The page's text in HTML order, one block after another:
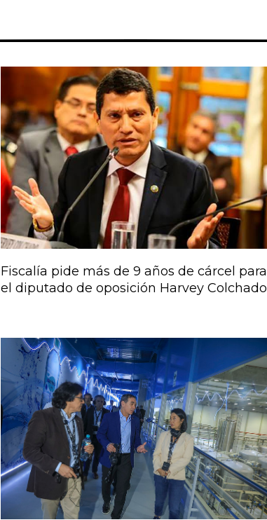
Fiscalía pide más de 9 años de cárcel para
el diputado de oposición Harvey Colchado
Página
Página
Página
PáginaPágina